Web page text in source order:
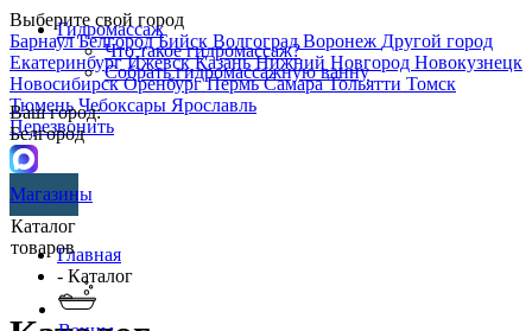
Выберите свой город
БарнаулБелгородБийск ВолгоградВоронеж Другой город
ЕкатеринбургИжевскКазаньНижний Новгород Новокузнецк
НовосибирскОренбургПермьСамараТольятти Томск
ТюменьЧебоксары Ярославль
Перезвонить
Гидромассаж
Что такое гидромассаж?
Собрать гидромассажную ванну
Ваш город:
Белгород
Магазины
Каталог
товаровГлавная
- Каталог